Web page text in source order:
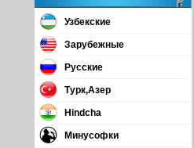
Узбекские
Зарубежные
Русские
Турк,Азер
Hindcha
Минусофки